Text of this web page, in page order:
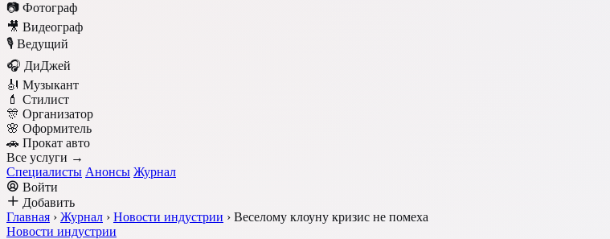
📷 Фотограф
🎥 Видеограф
🎙️ Ведущий
🎧 ДиДжей
🎻 Музыкант
💄 Стилист
🎊 Организатор
🌸 Оформитель
🚗 Прокат авто
Все услуги →
Специалисты Анонсы Журнал
Войти
Добавить
Главная › Журнал › Новости индустрии › Веселому клоуну кризис не помеха
Новости индустрии